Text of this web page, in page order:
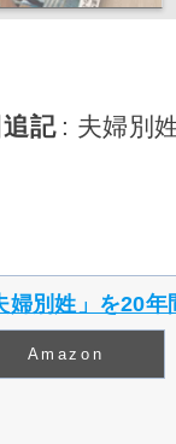
記 : 夫婦別
婦別姓」を20
Amazon